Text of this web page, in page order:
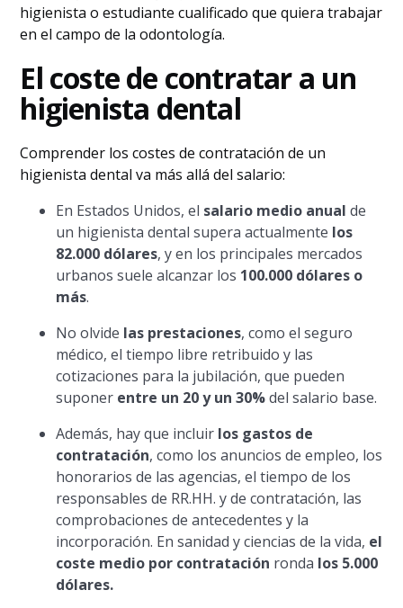
higienista o estudiante cualificado que quiera trabajar
en el campo de la odontología.
El coste de contratar a un
higienista dental
Comprender los costes de contratación de un
higienista dental va más allá del salario:
En Estados Unidos, el salario medio anual de
un higienista dental supera actualmente los
82.000 dólares, y en los principales mercados
urbanos suele alcanzar los 100.000 dólares o
más.
No olvide las prestaciones, como el seguro
médico, el tiempo libre retribuido y las
cotizaciones para la jubilación, que pueden
suponer entre un 20 y un 30%del salario base.
Además, hay que incluir los gastos de
contratación, como los anuncios de empleo, los
honorarios de las agencias, el tiempo de los
responsables de RR.HH. y de contratación, las
comprobaciones de antecedentes y la
incorporación. En sanidad y ciencias de la vida, el
coste medio por contratación ronda los 5.000
dólares.